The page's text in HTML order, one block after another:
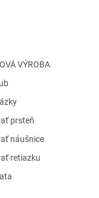
VÝROBA
prsteň
náušnice
retiazku